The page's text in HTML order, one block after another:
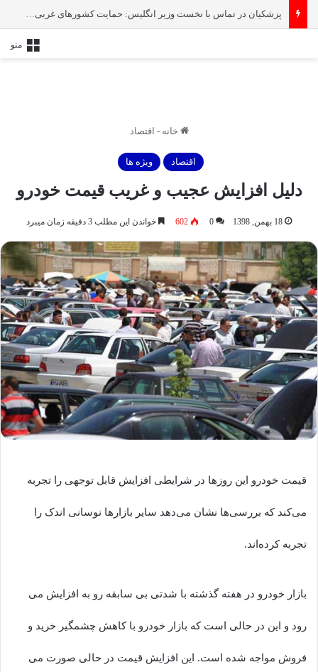
پزشکیان در تماس با نخست‌ وزیر انگلیس: حمایت کشور‌های غربی از رژیم صهیونیستی امنیت منطقه و جهان را به خطر انداخته است
منو
خانه - اقتصاد
اقتصاد ویژه ها
دلیل افزایش عجیب و غریب قیمت خودرو
18 بهمن, 1398 0
602 خواندن این مطلب 3 دقیقه زمان میبرد
قیمت خودرو این روزها در شرایطی افزایش قابل توجهی را تجربه
می‌کند که بررسی‌ها نشان می‌دهد سایر بازارها نوسانی اندک را
تجربه کرده‌اند.
بازار خودرو در هفته گذشته با شدتی بی سابقه رو به افزایش می
رود و این در حالی است که بازار خودرو با کاهش چشمگیر خرید و
فروش مواجه شده است. این افزایش قیمت در حالی صورت می